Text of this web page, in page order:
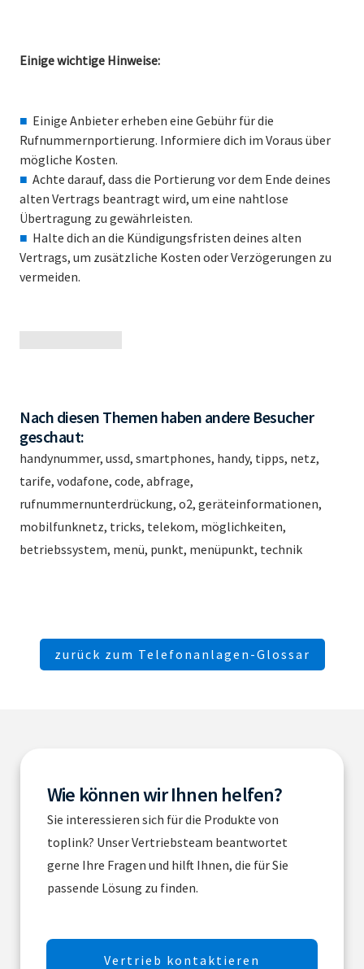
Einige wichtige Hinweise:
Einige Anbieter erheben eine Gebühr für die
Rufnummernportierung. Informiere dich im Voraus über
mögliche Kosten.
Achte darauf, dass die Portierung vor dem Ende deines
alten Vertrags beantragt wird, um eine nahtlose
Übertragung zu gewährleisten.
Halte dich an die Kündigungsfristen deines alten
Vertrags, um zusätzliche Kosten oder Verzögerungen zu
vermeiden.
Nach diesen Themen haben andere Besucher
geschaut:
handynummer, ussd, smartphones, handy, tipps, netz,
tarife, vodafone, code, abfrage,
rufnummernunterdrückung, o2, geräteinformationen,
mobilfunknetz, tricks, telekom, möglichkeiten,
betriebssystem, menü, punkt, menüpunkt, technik
zurück zum Telefonanlagen-Glossar
Wie können wir Ihnen helfen?
Sie interessieren sich für die Produkte von
toplink? Unser Vertriebsteam beantwortet
gerne Ihre Fragen und hilft Ihnen, die für Sie
passende Lösung zu finden.
Vertrieb kontaktieren